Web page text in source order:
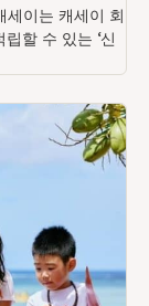
이는 캐세이 회
할 수 있는 ‘신